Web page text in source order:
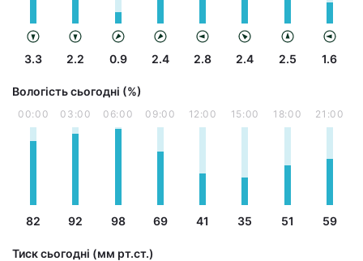
3.3 2.2 0.9 2.4 2.8 2.4 2.5 1.6
Вологість сьогодні (%)
00:00
82
03:00
92
06:00
98
09:00
69
12:00
41
15:00
35
18:00
51
21:00
59
Тиск сьогодні (мм рт.ст.)